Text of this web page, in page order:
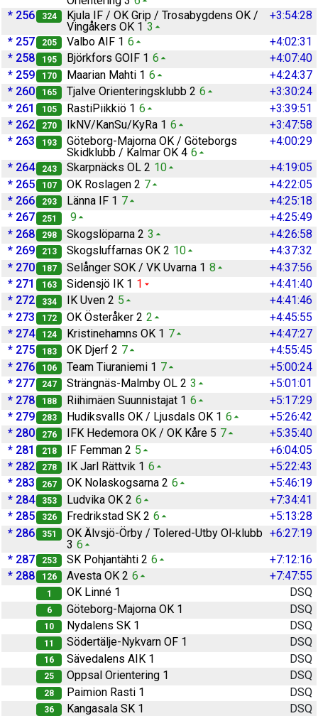
* 256
324
Kjula IF / OK Grip / Trosabygdens OK /
Vingåkers OK 1 3
+3:54:28
* 257
205 Valbo AIF 1 6
+4:02:31
* 258
195 Björkfors GOIF 1 6
+4:07:40
* 259
170 Maarian Mahti 1 6
+4:24:37
* 260
165 Tjalve Orienteringsklubb 2 6
+3:30:24
* 261
105 RastiPiikkiö 1 6
+3:39:51
* 262
270 IkNV/KanSu/KyRa 1 6
+3:47:58
* 263
193
Göteborg-Majorna OK / Göteborgs
Skidklubb / Kalmar OK 4 6
+4:00:29
* 264
243 Skarpnäcks OL 2 10
+4:19:05
* 265
107 OK Roslagen 2 7
+4:22:05
* 266
293 Länna IF 1 7
+4:25:18
* 267
251 9
+4:25:49
* 268
298 Skogslöparna 2 3
+4:26:58
* 269
213 Skogsluffarnas OK 2 10
+4:37:32
* 270
187 Selånger SOK / VK Uvarna 1 8
+4:37:56
* 271
163 Sidensjö IK 1 1
+4:41:40
* 272
334 IK Uven 2 5
+4:41:46
* 273
172 OK Österåker 2 2
+4:45:55
* 274
124 Kristinehamns OK 1 7
+4:47:27
* 275
183 OK Djerf 2 7
+4:55:45
* 276
106 Team Tiuraniemi 1 7
+5:00:24
* 277
247 Strängnäs-Malmby OL 2 3
+5:01:01
* 278
188 Riihimäen Suunnistajat 1 6
+5:17:29
* 279
283 Hudiksvalls OK / Ljusdals OK 1 6
+5:26:42
* 280
276 IFK Hedemora OK / OK Kåre 5 7
+5:35:40
* 281
218 IF Femman 2 5
+6:04:05
* 282
278 IK Jarl Rättvik 1 6
+5:22:43
* 283
267 OK Nolaskogsarna 2 6
+5:46:19
* 284
353 Ludvika OK 2 6
+7:34:41
* 285
326 Fredrikstad SK 2 6
+5:13:28
* 286
351
OK Älvsjö-Örby / Tolered-Utby Ol-klubb
3 6
+6:27:19
* 287
253 SK Pohjantähti 2 6
+7:12:16
* 288
126 Avesta OK 2 6 +7:47:55
1 OK Linné 1 DSQ
6 Göteborg-Majorna OK 1 DSQ
10 Nydalens SK 1 DSQ
11 Södertälje-Nykvarn OF 1 DSQ
16 Sävedalens AIK 1 DSQ
25 Oppsal Orientering 1 DSQ
28 Paimion Rasti 1 DSQ
36 Kangasala SK 1 DSQ